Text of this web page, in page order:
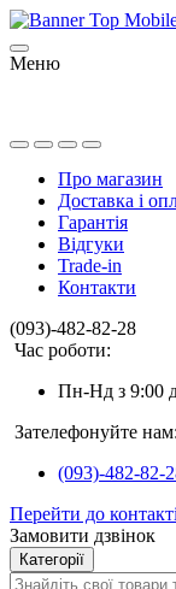
Меню
Про магазин
Доставка і
Гарантія
Відгуки
Trade-in
Контакти
(093)-482-82-28
Час роботи:
Пн-Нд з 9:00
Зателефонуйте нам:
(093)-482-82-
Перейти до
Замовити дзвінок
Категорії